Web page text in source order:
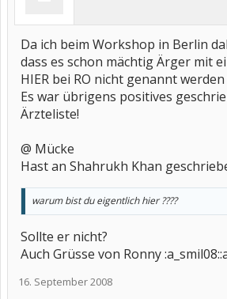
Da ich beim Workshop in Berlin
dass es schon mächtig Ärger mit
HIER bei RO nicht genannt
Es war übrigens positives
Ärzteliste!
@ Mücke
Hast an Shahrukh Khan
warum bist du eigentlich hier ????
Sollte er nicht?
Auch Grüsse von Ronny
16. September 2008